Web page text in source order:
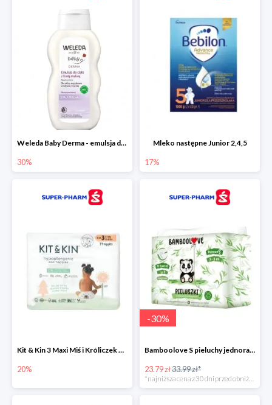
Weleda Baby Derma - emulsja do ciała dla niemowląt i dzieci
30%
Mleko następne Junior 2,4,5
17%
Kit & Kin 3 Maxi Miś i Króliczek pieluchy jednorazowe dla dzieci
20%
-30%
Bamboolove S pieluchy jednorazowe
23.79 zł33.99 zł*